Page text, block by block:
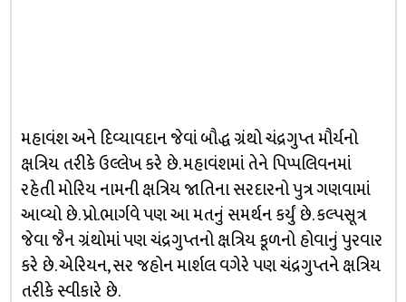
મહાવંશ અને દિવ્યાવદાન જેવાં બૌદ્ધ ગ્રંથો ચંદ્રગુપ્ત મૌર્યનો
ક્ષત્રિય તરીકે ઉલ્લેખ કરે છે. મહાવંશમાં તેને પિપ્પલિવનમાં
રહેતી મોરિય નામની ક્ષત્રિય જાતિના સરદારનો પુત્ર ગણવામાં
આવ્યો છે. પ્રો.ભાર્ગવે પણ આ મતનું સમર્થન કર્યું છે. કલ્પસૂત્ર
જેવા જૈન ગ્રંથોમાં પણ ચંદ્રગુપ્તનો ક્ષત્રિય કૂળનો હોવાનું પુરવાર
કરે છે. એરિયન, સર જહોન માર્શલ વગેરે પણ ચંદ્રગુપ્તને ક્ષત્રિય
તરીકે સ્વીકારે છે.